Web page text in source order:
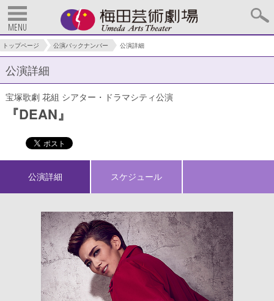
MENU
トップページ 公演バックナンバー 公演詳細
公演詳細
宝塚歌劇 花組 シアター・ドラマシティ公演
『DEAN』
公演詳細 スケジュール